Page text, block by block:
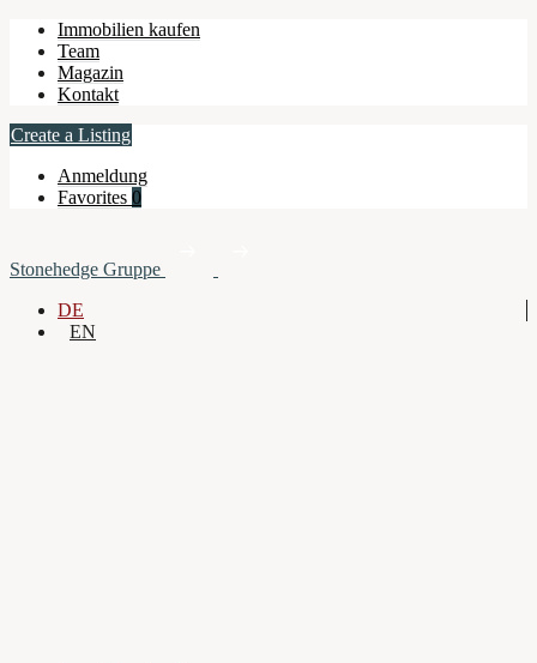
Immobilien kaufen
Team
Magazin
Kontakt
Create a Listing
Anmeldung
Favorites 0
Stonehedge Gruppe
DE
EN